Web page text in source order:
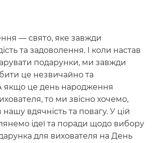
— свято, яке завжди
та задоволення. І коли настав
подарунки, ми завжди
це незвичайно та
якщо це день народження
то ми звісно хочемо,
нашу вдячність та повагу. У цій
ідеї та поради щодо вибору
для вихователя на День